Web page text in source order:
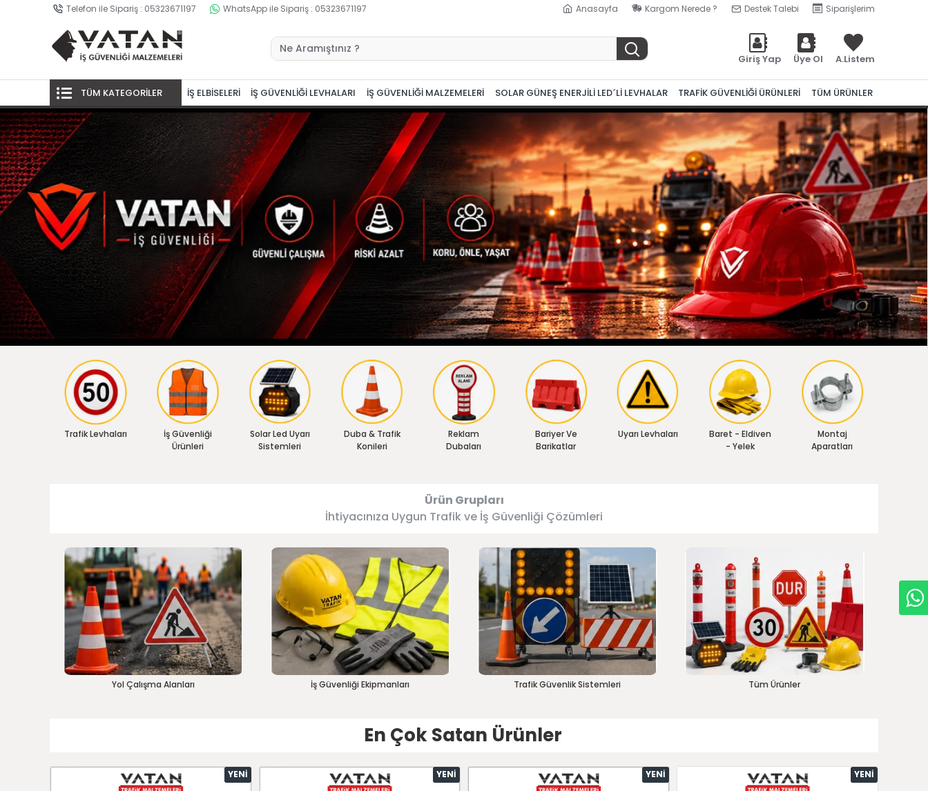
Telefon ile Sipariş : 05323671197 WhatsApp ile Sipariş : 05323671197 Anasayfa Kargom Nerede ? Destek Talebi Siparişlerim
Giriş Yap Üye Ol A.Listem
TÜM KATEGORİLER İŞ ELBİSELERİ İŞ GÜVENLİĞİ LEVHALARI İŞ GÜVENLİĞİ MALZEMELERİ SOLAR GÜNEŞ ENERJİLİ LED´Lİ LEVHALAR TRAFİK GÜVENLİĞİ ÜRÜNLERİ TÜM ÜRÜNLER
Trafik Levhaları
İş Güvenliği
Ürünleri
Solar Led Uyarı
Sistemleri
Duba & Trafik
Konileri
Reklam
Dubaları
Bariyer Ve
Barikatlar
Uyarı Levhaları
Baret - Eldiven
- Yelek
Montaj
Aparatları
Ürün Grupları
İhtiyacınıza Uygun Trafik ve İş Güvenliği Çözümleri
Yol Çalışma Alanları İş Güvenliği Ekipmanları Trafik Güvenlik Sistemleri Tüm Ürünler
En Çok Satan Ürünler
YENI YENI YENI YENI